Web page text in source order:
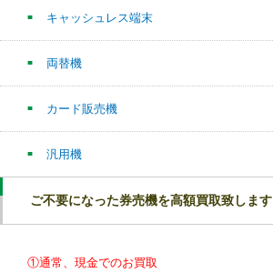
キャッシュレス端末
両替機
カード販売機
汎用機
ご不要になった券売機を高額買取致します
①通常、現金でのお買取